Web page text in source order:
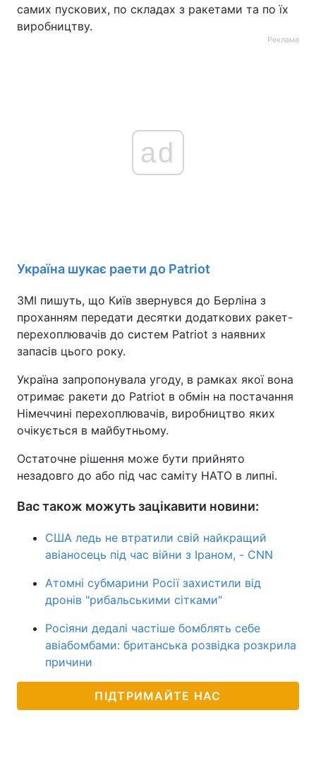
самих пускових, по складах з ракетами та по їх
виробництву.
Реклама
ad
Україна шукає раети до Patriot
ЗМІ пишуть, що Київ звернувся до Берліна з
проханням передати десятки додаткових ракет-
перехоплювачів до систем Patriot з наявних
запасів цього року.
Україна запропонувала угоду, в рамках якої вона
отримає ракети до Patriot в обмін на постачання
Німеччині перехоплювачів, виробництво яких
очікується в майбутньому.
Остаточне рішення може бути прийнято
незадовго до або під час саміту НАТО в липні.
Вас також можуть зацікавити новини:
США ледь не втратили свій найкращий
авіаносець під час війни з Іраном, - CNN
Атомні субмарини Росії захистили від
дронів "рибальськими сітками"
Росіяни дедалі частіше бомблять себе
авіабомбами: британська розвідка розкрила
причини
ПІДТРИМАЙТЕ НАС